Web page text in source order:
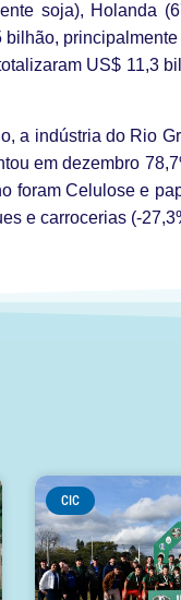
soja), Holanda
US$ 11,3
a indústria do Rio
em dezembro
foram Celulose e
e carrocerias (-
CIC